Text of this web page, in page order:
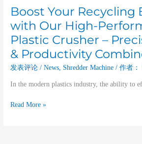
Boost Your Recycling
with Our High-
Plastic Crusher –
& Productivity
发表评论 /News, Shredder Machine / 作者：
In the modern plastics industry, the ability to
Productivity
Read More »